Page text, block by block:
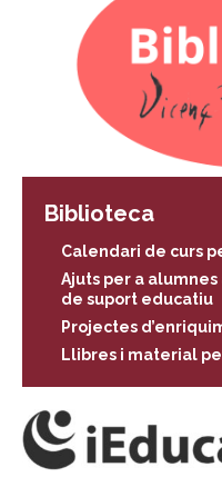
Biblioteca
Calendari de curs
Ajuts per a
de suport educatiu
Projectes
Llibres i material